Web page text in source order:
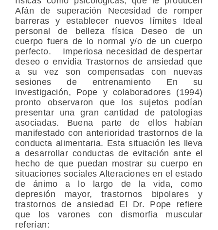
Afán de superación Necesidad de romper
barreras y establecer nuevos límites Ideal
personal de belleza física Deseo de un
cuerpo fuera de lo normal y/o de un cuerpo
perfecto. Imperiosa necesidad de despertar
deseo o envidia Trastornos de ansiedad que
a su vez son compensadas con nuevas
sesiones de entrenamiento En su
investigación, Pope y colaboradores (1994)
pronto observaron que los sujetos podían
presentar una gran cantidad de patologías
asociadas. Buena parte de ellos habían
manifestado con anterioridad trastornos de la
conducta alimentaria. Esta situación les lleva
a desarrollar conductas de evitación ante el
hecho de que puedan mostrar su cuerpo en
situaciones sociales Alteraciones en el estado
de ánimo a lo largo de la vida, como
depresión mayor, trastornos bipolares y
trastornos de ansiedad El Dr. Pope refiere
que los varones con dismorfia muscular
referían: